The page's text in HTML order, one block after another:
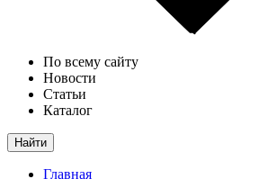
По всему сайту
Новости
Статьи
Каталог
Найти
Главная